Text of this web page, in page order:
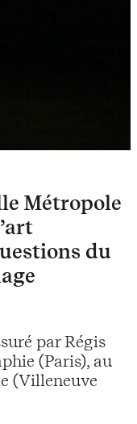
Métropole
du
par Régis
(Paris), au
(Villeneuve